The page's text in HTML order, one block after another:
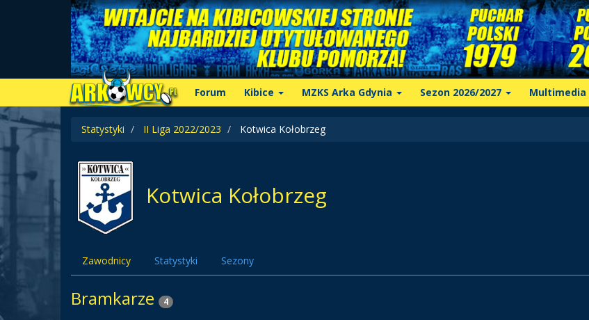
Forum Kibice MZKS Arka Gdynia Sezon 2026/2027 Multimedia
Statystyki II Liga 2022/2023 Kotwica Kołobrzeg
Kotwica Kołobrzeg
Zawodnicy Statystyki Sezony
Bramkarze 4